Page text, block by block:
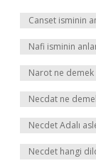
Canset isminin
Nafi isminin
Narot ne demek
Necdat ne
Necdet Adalı
Necdet hangi